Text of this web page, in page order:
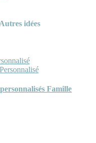
Autres idées
Famille